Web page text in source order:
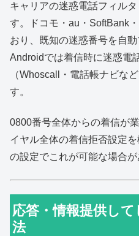
キャリアの迷惑電話フィル
す。ドコモ・au・SoftBank
おり、既知の迷惑番号を自
Androidでは着信時に迷惑電
（Whoscall・電話帳ナビな
す。
0800番号全体からの着信が
イヤル全体の着信拒否設定
の設定でこれが可能な場合が
応答・情報提供し
法